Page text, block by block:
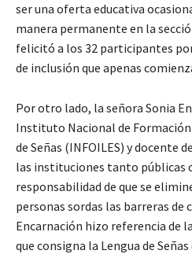
ser una oferta educativa
manera permanente en la
felicitó a los 32 participantes
de inclusión que apenas
Por otro lado, la señora Sonia
Instituto Nacional de
de Señas (INFOILES) y docente
las instituciones tanto públicas
responsabilidad de que se
personas sordas las barreras de
Encarnación hizo referencia de
que consigna la Lengua de